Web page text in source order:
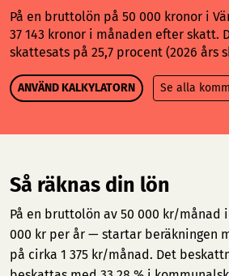
På en bruttolön på 50 000 kronor i
37 143 kronor i månaden efter skatt.
skattesats på 25,7 procent (2026 års
ANVÄND KALKYLATORN Se alla
Så räknas din lön
På en bruttolön av 50 000 kr/månad
000 kr per år — startar beräkningen
på cirka 1 375 kr/månad. Det